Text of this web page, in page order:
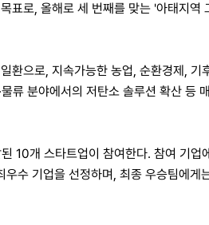
표로, 올해로 세 번째를 맞는 '아태
으로, 지속가능한 농업, 순환경제, 기
류 분야에서의 저탄소 솔루션 확산 등
10개 스타트업이 참여한다. 참여 기
수 기업을 선정하며, 최종 우승팀에